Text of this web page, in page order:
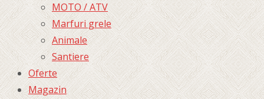
MOTO / ATV
Marfuri grele
Animale
Santiere
Oferte
Magazin